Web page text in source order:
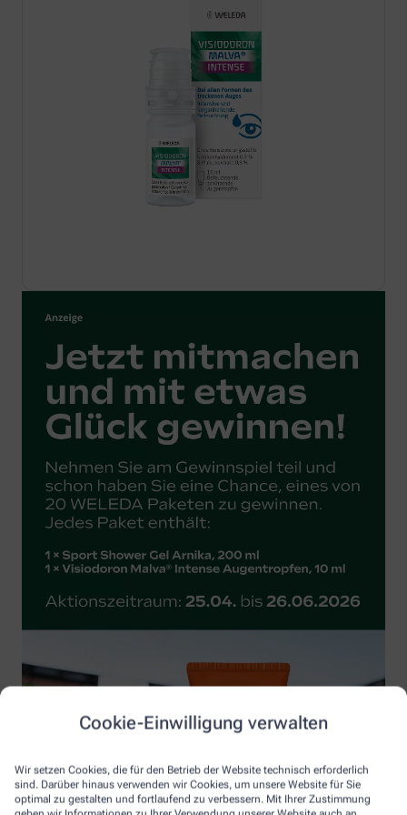
Cookie-Einwilligung verwalten
Wir setzen Cookies, die für den Betrieb der Website technisch erforderlich
sind. Darüber hinaus verwenden wir Cookies, um unsere Website für Sie
optimal zu gestalten und fortlaufend zu verbessern. Mit Ihrer Zustimmung